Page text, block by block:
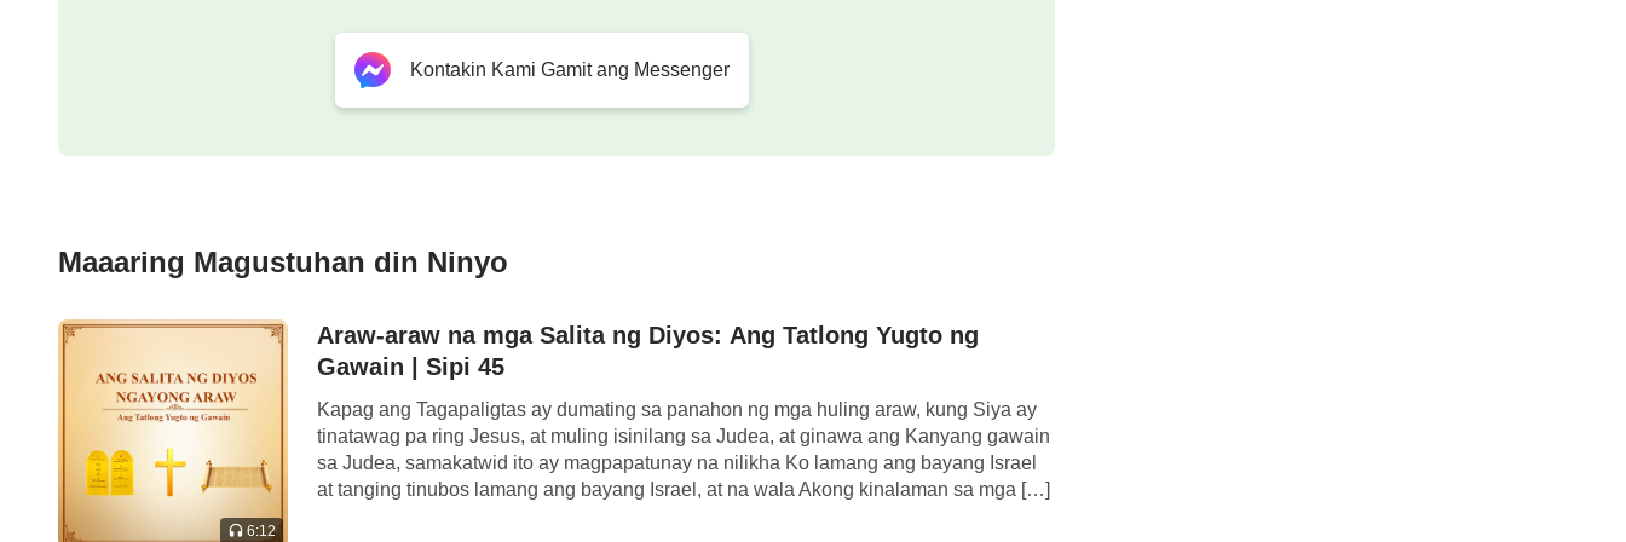
Kontakin Kami Gamit ang Messenger
Maaaring Magustuhan din Ninyo
6:12
Araw-araw na mga Salita ng Diyos: Ang Tatlong Yugto ng
Gawain | Sipi 45
Kapag ang Tagapaligtas ay dumating sa panahon ng mga huling araw, kung Siya ay
tinatawag pa ring Jesus, at muling isinilang sa Judea, at ginawa ang Kanyang gawain
sa Judea, samakatwid ito ay magpapatunay na nilikha Ko lamang ang bayang Israel
at tanging tinubos lamang ang bayang Israel, at na wala Akong kinalaman sa mga […]